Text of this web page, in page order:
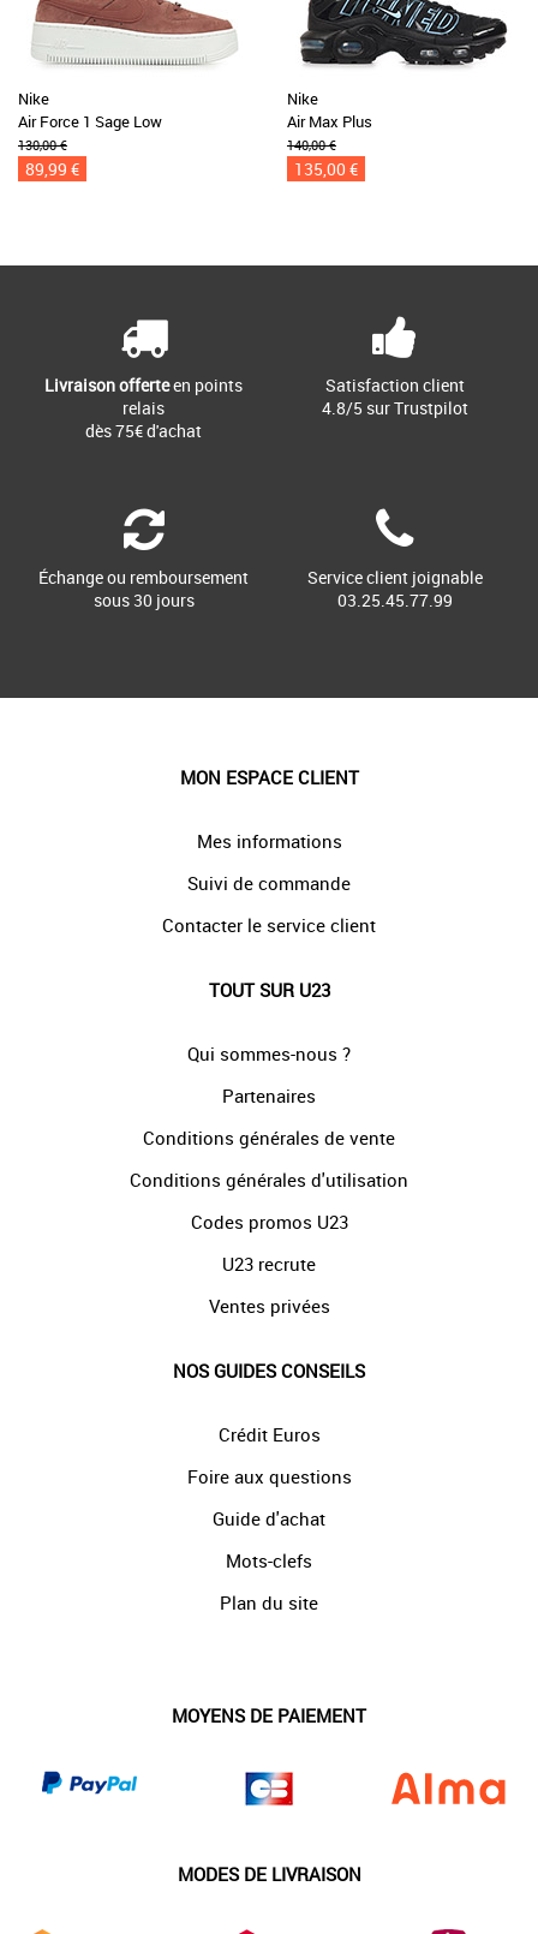
Nike
Air Force 1 Sage Low
130,00 €
89,99 €
Nike
Air Max Plus
140,00 €
135,00 €
Livraison offerteen points
relais
dès 75€ d'achat
Satisfaction client
4.8/5 sur Trustpilot
Échange ou remboursement
sous 30 jours
Service client joignable
03.25.45.77.99
MON ESPACE CLIENT
Mes informations
Suivi de commande
Contacter le service client
TOUT SUR U23
Qui sommes-nous ?
Partenaires
Conditions générales de vente
Conditions générales d'utilisation
Codes promos U23
U23 recrute
Ventes privées
NOS GUIDES CONSEILS
Crédit Euros
Foire aux questions
Guide d'achat
Mots-clefs
Plan du site
MOYENS DE PAIEMENT
MODES DE LIVRAISON